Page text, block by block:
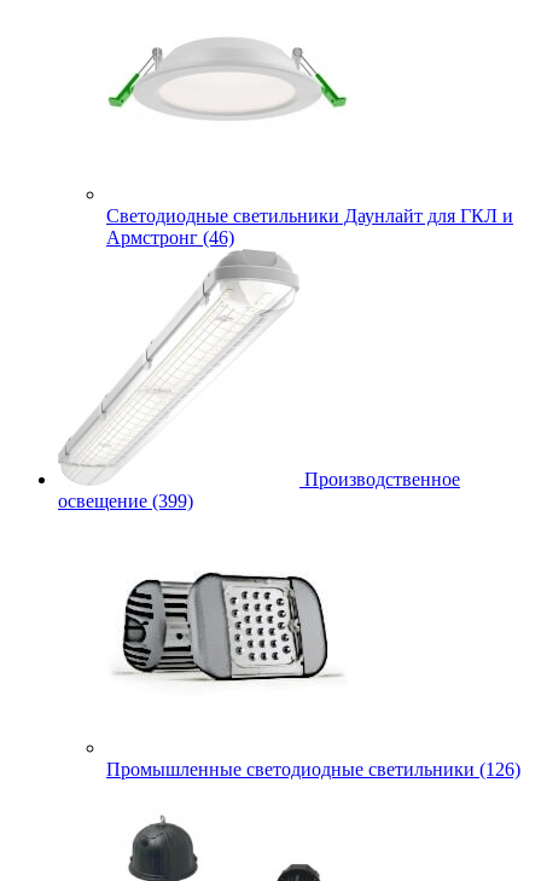
Cветодиодные светильники Даунлайт для ГКЛ и
Армстронг (46)
Производственное
освещение (399)
Промышленные светодиодные светильники (126)